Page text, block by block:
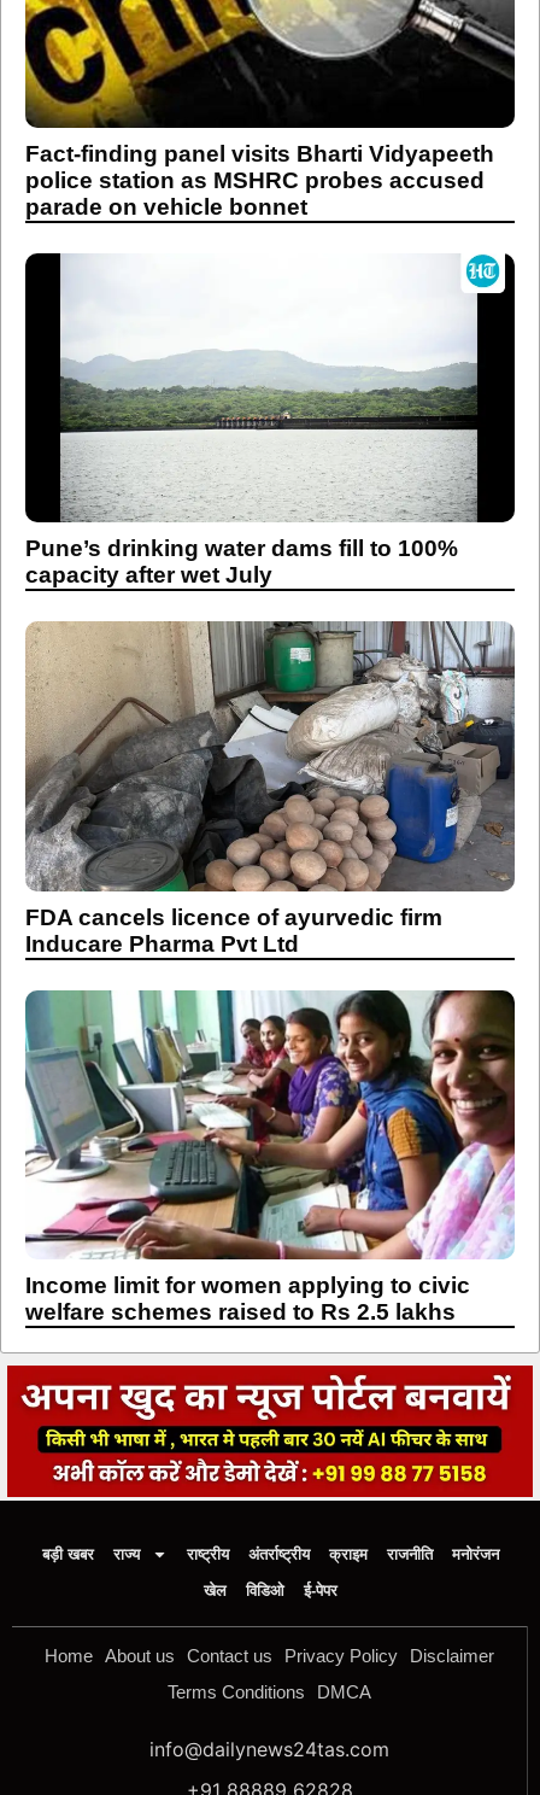
Fact-finding panel visits Bharti Vidyapeeth
police station as MSHRC probes accused
parade on vehicle bonnet
Pune’s drinking water dams fill to 100%
capacity after wet July
FDA cancels licence of ayurvedic firm
Inducare Pharma Pvt Ltd
Income limit for women applying to civic
welfare schemes raised to Rs 2.5 lakhs
बड़ी खबर राज्य राष्ट्रीय अंतर्राष्ट्रीय क्राइम राजनीति
मनोरंजन
खेल
विडिओ ई-पेपर
Home About us Contact us Privacy Policy
Disclaimer
Terms Conditions
DMCA
info@dailynews24tas.com
+91 88889 62828